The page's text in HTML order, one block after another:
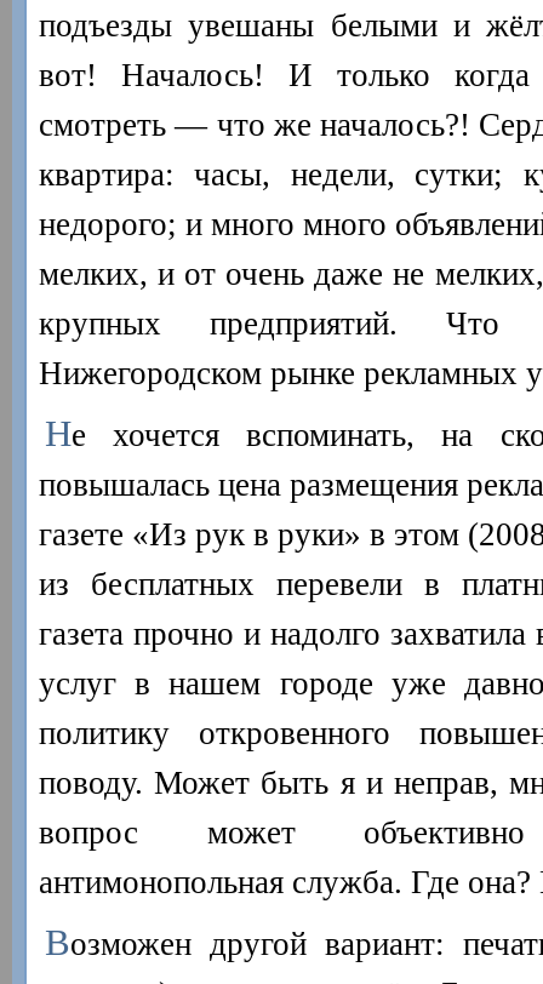
подъезды увешаны белыми и
вот! Началось! И только
смотреть — что же началось?!
квартира: часы, недели, сутки;
недорого; и много много
мелких, и от очень даже не
крупных предприятий.
Нижегородском рынке рекламных
Не хочется вспоминать, на
повышалась цена размещения
газете «Из рук в руки» в этом
из бесплатных перевели в
газета прочно и надолго
услуг в нашем городе уже
политику откровенного
поводу. Может быть я и неправ,
вопрос может
антимонопольная служба. Где она?
Возможен другой вариант: